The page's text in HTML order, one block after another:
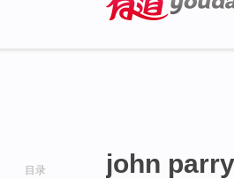
目录 john parry